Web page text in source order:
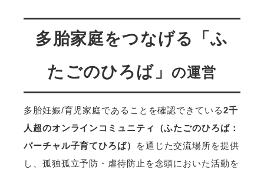
多胎家庭をつなげる「ふ
たごのひろば」
の運営
多胎妊娠/育児家庭であることを確認できている2千
人超のオンラインコミュニティ（ふたごのひろば：
バーチャル子育てひろば）
を通じた交流場所を提供
し、孤独孤立予防・虐待防止を念頭においた活動を